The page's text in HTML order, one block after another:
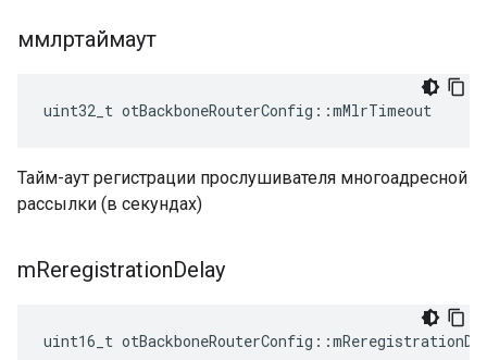
ммлртаймаут
uint32_t otBackboneRouterConfig ::mMlrTimeout
Тайм-аут регистрации прослушивателя многоадресной
рассылки (в секундах)
mReregistrationDelay
uint16_t otBackboneRouterConfig ::